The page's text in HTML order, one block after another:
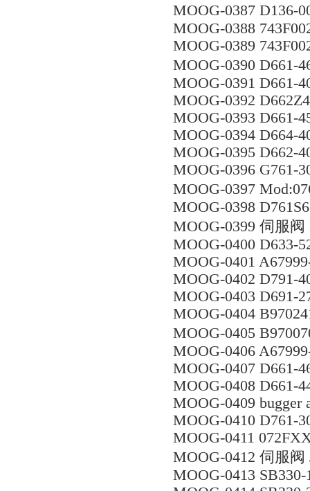
MOOG-0387 D136-
MOOG-0388
MOOG-0389
MOOG-0390 D661-
MOOG-0391 D661-
MOOG-0392
MOOG-0393 D661-
MOOG-0394 D664-
MOOG-0395 D662-
MOOG-0396 G761-
MOOG-0397
MOOG-0398
MOOG-0399 伺服
MOOG-0400 D633-
MOOG-0401
MOOG-0402 D791-
MOOG-0403 D691-
MOOG-0404
MOOG-0405
MOOG-0406
MOOG-0407 D661-
MOOG-0408 D661-
MOOG-0409 bugger
MOOG-0410 D761-
MOOG-0411
MOOG-0412 伺服阀
MOOG-0413